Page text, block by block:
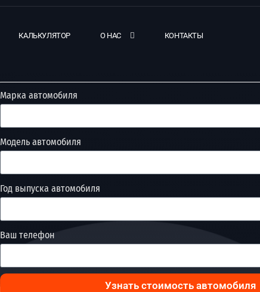
КАЛЬКУЛЯТОР О НАС КОНТАКТЫ
Марка автомобиля
Модель автомобиля
Год выпуска автомобиля
Ваш телефон
Узнать стоимость автомобиля